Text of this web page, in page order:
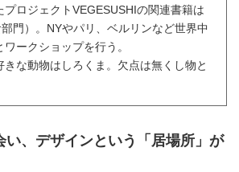
ロジェクトVEGESUSHIの関連書籍は
門）。NYやパリ、ベルリンなど世界中
ークショップを行う。
きな動物はしろくま。欠点は無くし物と
い、デザインという「居場所」が